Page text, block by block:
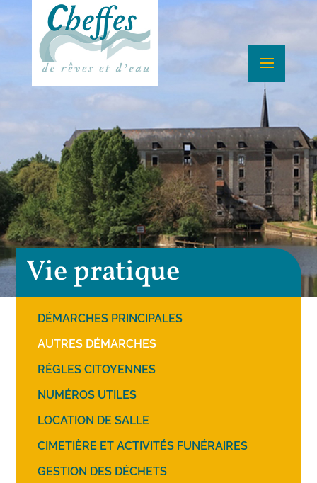
Vie pratique
DÉMARCHES PRINCIPALES
AUTRES DÉMARCHES
RÈGLES CITOYENNES
NUMÉROS UTILES
LOCATION DE SALLE
CIMETIÈRE ET ACTIVITÉS FUNÉRAIRES
GESTION DES DÉCHETS